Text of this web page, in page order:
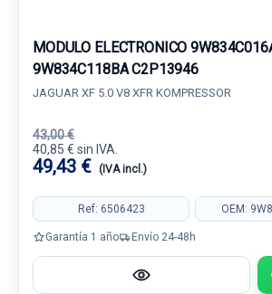
MODULO ELECTRONICO
9W834C118BA C2P13946
JAGUAR XF 5.0 V8 XFR KOMPRESSOR
43,00 €
40,85 € sin IVA.
49,43 € (IVA incl.)
Ref: 6506423 OEM:
Garantía 1 año Envío 24-48h